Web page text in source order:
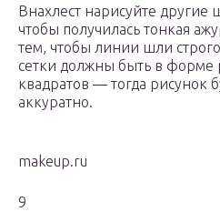
Внахлест нарисуйте
чтобы получилась тонкая
тем, чтобы линии шли
сетки должны быть в форме
квадратов — тогда рисунок
аккуратно.
makeup.ru
9